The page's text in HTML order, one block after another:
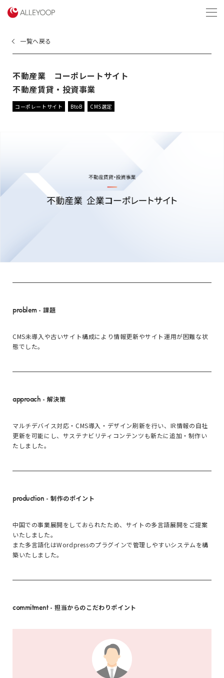
一覧へ戻る
不動産業 コーポレートサイト
不動産賃貸・投資事業
コーポレートサイト BtoB CMS選定
problem- 課題
CMS未導入や古いサイト構成により情報更新やサイト運用が困難な状
態でした。
approach - 解決策
マルチデバイス対応・CMS導入・デザイン刷新を行い、IR情報の自社
更新を可能にし、サステナビリティコンテンツも新たに追加・制作い
たしました。
production - 制作のポイント
中国での事業展開をしておられたため、サイトの多言語展開をご提案
いたしました。
また多言語化はWordpressのプラグインで管理しやすいシステムを構
築いたしました。
commitment- 担当からのこだわりポイント